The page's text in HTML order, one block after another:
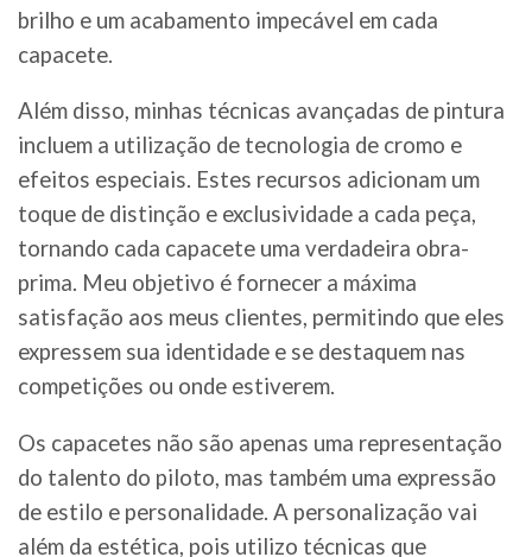
brilho e um acabamento impecável em cada
capacete.
Além disso, minhas técnicas avançadas de pintura
incluem a utilização de tecnologia de cromo e
efeitos especiais. Estes recursos adicionam um
toque de distinção e exclusividade a cada peça,
tornando cada capacete uma verdadeira obra-
prima. Meu objetivo é fornecer a máxima
satisfação aos meus clientes, permitindo que eles
expressem sua identidade e se destaquem nas
competições ou onde estiverem.
Os capacetes não são apenas uma representação
do talento do piloto, mas também uma expressão
de estilo e personalidade. A personalização vai
além da estética, pois utilizo técnicas que